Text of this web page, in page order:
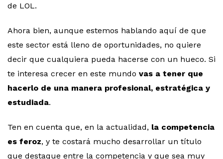
de LOL.
Ahora bien, aunque estemos hablando aquí de que
este sector está lleno de oportunidades, no quiere
decir que cualquiera pueda hacerse con un hueco. Si
te interesa crecer en este mundo vas a tener que
hacerlo de una manera profesional, estratégica y
estudiada.
Ten en cuenta que, en la actualidad, la competencia
es feroz, y te costará mucho desarrollar un título
que destaque entre la competencia y que sea muy